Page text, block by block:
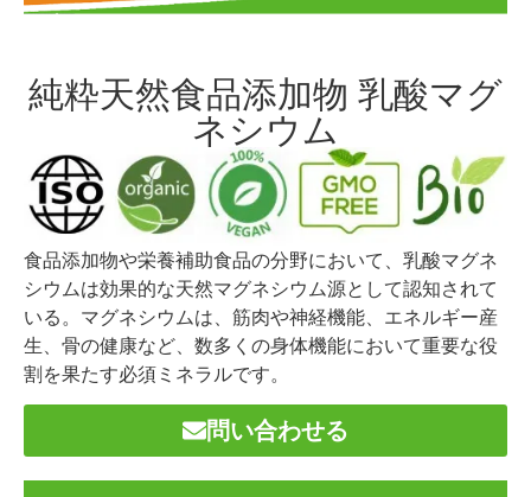
純粋天然食品添加物 乳酸マグ
ネシウム
食品添加物や栄養補助食品の分野において、乳酸マグネ
シウムは効果的な天然マグネシウム源として認知されて
いる。マグネシウムは、筋肉や神経機能、エネルギー産
生、骨の健康など、数多くの身体機能において重要な役
割を果たす必須ミネラルです。
問い合わせる